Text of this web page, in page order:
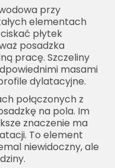
przy
elementach
płytek
posadzka
pracę. Szczeliny
masami
dylatacyjne.
połączonych z
na pola. Im
znaczenie ma
To element
niewidoczny, ale